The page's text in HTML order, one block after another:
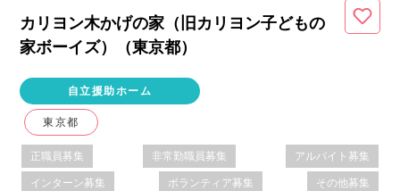
カリヨン木かげの家（旧カリヨン子どもの
家ボーイズ）（東京都）
自立援助ホーム
東京都
正職員募集 非常勤職員募集 アルバイト募集
インターン募集 ボランティア募集 その他募集